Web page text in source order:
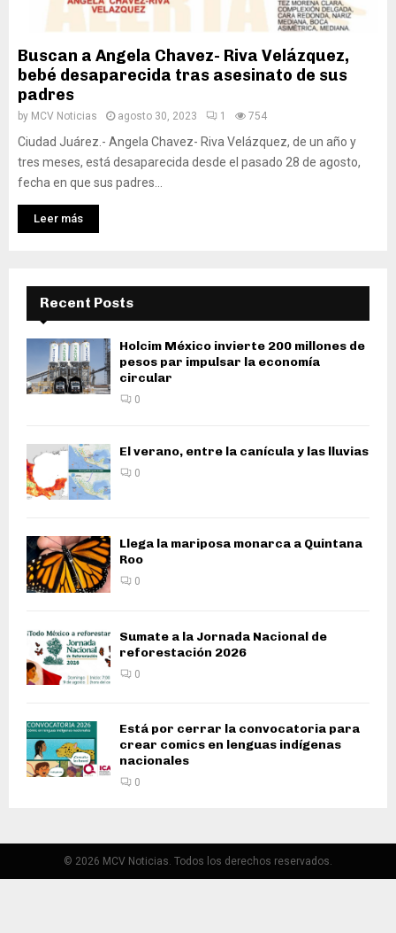
Buscan a Angela Chavez- Riva Velázquez,
bebé desaparecida tras asesinato de sus
padres
by MCV Noticias agosto 30, 2023 1 754
Ciudad Juárez.- Angela Chavez- Riva Velázquez, de un año y
tres meses, está desaparecida desde el pasado 28 de agosto,
fecha en que sus padres...
Leer más
Recent Posts
Holcim México invierte 200 millones de
pesos par impulsar la economía
circular
0
El verano, entre la canícula y las lluvias
0
Llega la mariposa monarca a Quintana
Roo
0
Sumate a la Jornada Nacional de
reforestación 2026
0
Está por cerrar la convocatoria para
crear comics en lenguas indígenas
nacionales
0
© 2026 MCV Noticias. Todos los derechos reservados.